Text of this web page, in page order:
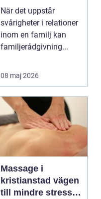
När det uppstår
svårigheter i relationer
inom en familj kan
familjerådgivning...
08 maj 2026
Massage i
kristianstad vägen
till mindre stress